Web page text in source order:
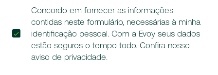
Concordo em fornecer as informações
contidas neste formulário, necessárias à minha
identificação pessoal. Com a Evoy seus dados
estão seguros o tempo todo. Confira nosso
aviso de privacidade.